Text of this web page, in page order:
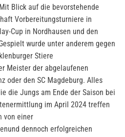
Blick auf die bevorstehende
Vorbereitungsturniere in
Cup in Nordhausen und den
wurde unter anderem gegen
Stiere
Meister der abgelaufenen
oder den SC Magdeburg. Alles
die Jungs am Ende der Saison bei
im April 2024 treffen
von einer
dennoch erfolgreichen